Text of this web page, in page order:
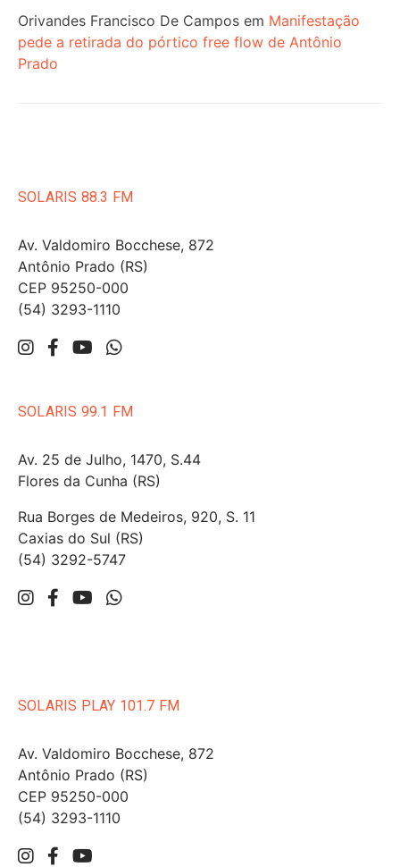
Orivandes Francisco De Campos em Manifestação
pede a retirada do pórtico free flow de Antônio
Prado
SOLARIS 88.3 FM
Av. Valdomiro Bocchese, 872
Antônio Prado (RS)
CEP 95250-000
(54) 3293-1110
SOLARIS 99.1 FM
Av. 25 de Julho, 1470, S.44
Flores da Cunha (RS)
Rua Borges de Medeiros, 920, S. 11
Caxias do Sul (RS)
(54) 3292-5747
SOLARIS PLAY 101.7 FM
Av. Valdomiro Bocchese, 872
Antônio Prado (RS)
CEP 95250-000
(54) 3293-1110